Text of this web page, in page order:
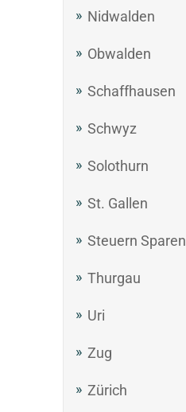
Nidwalden
Obwalden
Schaffhausen
Schwyz
Solothurn
St. Gallen
Steuern Sparen
Thurgau
Uri
Zug
Zürich